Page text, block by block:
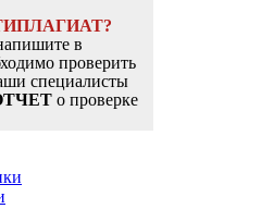
в
проверить
специалисты
о проверке